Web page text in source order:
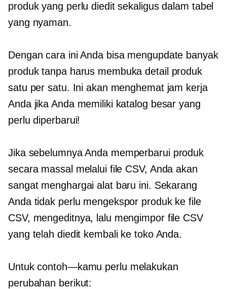
produk yang perlu diedit sekaligus dalam tabel
yang nyaman.
Dengan cara ini Anda bisa mengupdate banyak
produk tanpa harus membuka detail produk
satu per satu. Ini akan menghemat jam kerja
Anda jika Anda memiliki katalog besar yang
perlu diperbarui!
Jika sebelumnya Anda memperbarui produk
secara massal melalui file CSV, Anda akan
sangat menghargai alat baru ini. Sekarang
Anda tidak perlu mengekspor produk ke file
CSV, mengeditnya, lalu mengimpor file CSV
yang telah diedit kembali ke toko Anda.
Untukcontoh—kamu perlu melakukan
perubahan berikut: